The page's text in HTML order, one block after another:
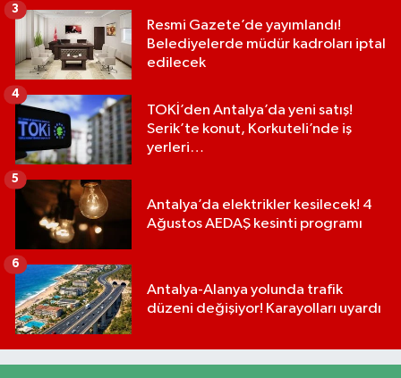
Resmi Gazete’de yayımlandı!
Belediyelerde müdür kadroları iptal
edilecek
3
TOKİ’den Antalya’da yeni satış!
Serik’te konut, Korkuteli’nde iş
yerleri…
4
Antalya’da elektrikler kesilecek! 4
Ağustos AEDAŞ kesinti programı
5
Antalya-Alanya yolunda trafik
düzeni değişiyor! Karayolları uyardı
6